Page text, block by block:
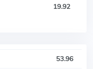
19.92
53.96